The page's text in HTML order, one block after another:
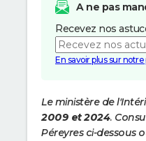
A ne pas
Recevez nos
En savoir plus sur
Le ministère de
2009 et 2024.
Péreyres ci-dessous